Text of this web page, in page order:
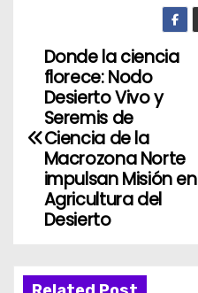
N
v
Donde la ciencia
florece: Nodo
Desierto Vivo y
Seremis de
Ciencia de la
Macrozona Norte
impulsan Misión en
Agricultura del
Desierto